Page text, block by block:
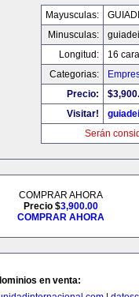
Mayusculas:
Minusculas:
Longitud:
16
Categorias:
Precio:
Visitar!
Serán
COMPRAR AHORA
Precio $3,900.00
COMPRAR AHORA
en venta: